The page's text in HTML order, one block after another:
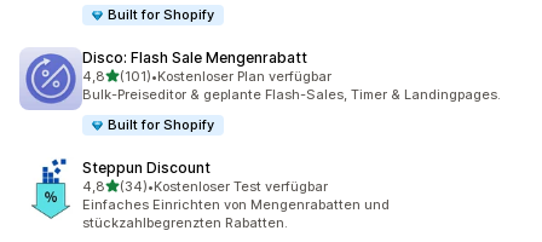
Built for Shopify
Disco: Flash Sale Mengenrabatt
4,8von 5 Sternen
(101)
101 Rezensionen insgesamt
•Kostenloser Plan verfügbar
Bulk-Preiseditor & geplante Flash-Sales, Timer & Landingpages.
Built for Shopify
Steppun Discount
4,8von 5 Sternen
(34)
34 Rezensionen insgesamt
•Kostenloser Test verfügbar
Einfaches Einrichten von Mengenrabatten und
stückzahlbegrenzten Rabatten.